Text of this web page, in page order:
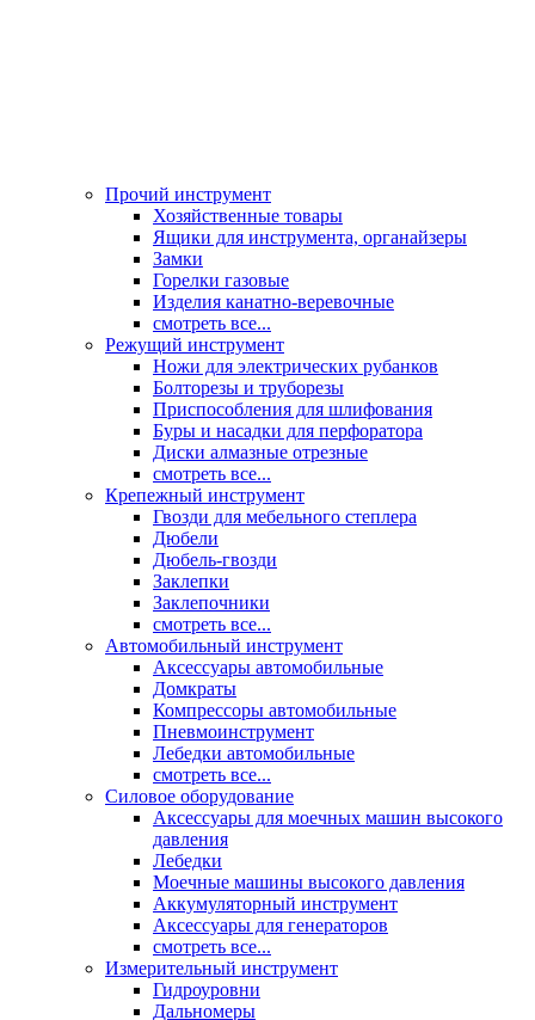
Прочий инструмент
Хозяйственные товары
Ящики для инструмента, органайзеры
Замки
Горелки газовые
Изделия канатно-веревочные
смотреть все...
Режущий инструмент
Ножи для электрических рубанков
Болторезы и труборезы
Приспособления для шлифования
Буры и насадки для перфоратора
Диски алмазные отрезные
смотреть все...
Крепежный инструмент
Гвозди для мебельного степлера
Дюбели
Дюбель-гвозди
Заклепки
Заклепочники
смотреть все...
Автомобильный инструмент
Аксессуары автомобильные
Домкраты
Компрессоры автомобильные
Пневмоинструмент
Лебедки автомобильные
смотреть все...
Силовое оборудование
Аксессуары для моечных машин высокого
давления
Лебедки
Моечные машины высокого давления
Аккумуляторный инструмент
Аксессуары для генераторов
смотреть все...
Измерительный инструмент
Гидроуровни
Дальномеры